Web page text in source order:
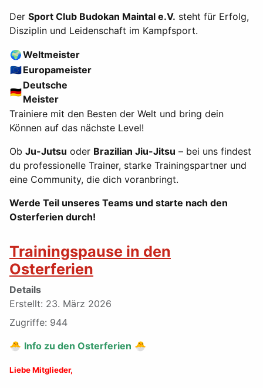
Der Sport Club Budokan Maintal e.V. steht für Erfolg,
Disziplin und Leidenschaft im Kampfsport.
🌍Weltmeister
🇪🇺Europameister
🇩🇪
Deutsche
Meister
Trainiere mit den Besten der Welt und bring dein
Können auf das nächste Level!
Ob Ju-Jutsu oder Brazilian Jiu-Jitsu – bei uns findest
du professionelle Trainer, starke Trainingspartner und
eine Community, die dich voranbringt.
Werde Teil unseres Teams und starte nach den
Osterferien durch!
Trainingspause in den
Osterferien
Details
Erstellt: 23. März 2026
Zugriffe: 944
🐣 Info zu den Osterferien 🐣
Liebe Mitglieder,